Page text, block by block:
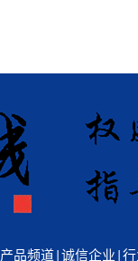
产品频道|诚信企业 |